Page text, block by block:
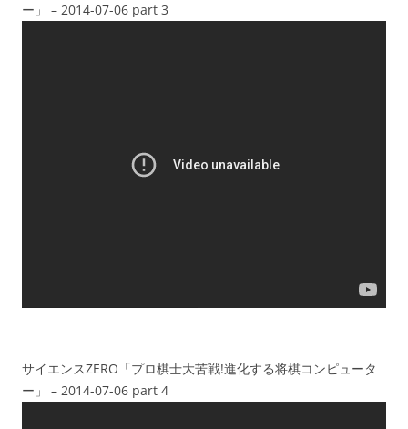
ー」 – 2014-07-06 part 3
サイエンスZERO「プロ棋士大苦戦!進化する将棋コンピュータ
ー」 – 2014-07-06 part 4